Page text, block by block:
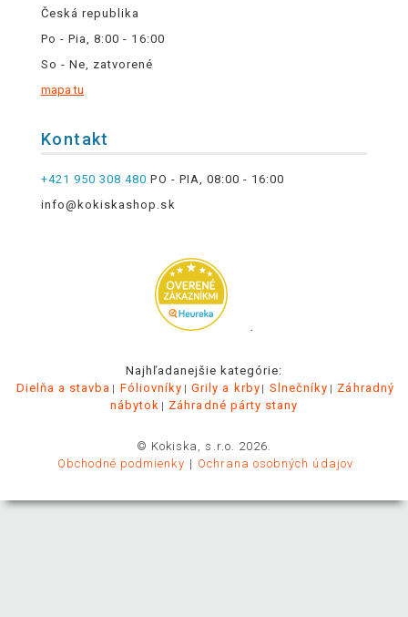
Česká republika
Po - Pia, 8:00 - 16:00
So - Ne, zatvorené
mapa tu
Kontakt
+421 950 308 480 PO - PIA, 08:00 - 16:00
info@kokiskashop.sk
.
Najhľadanejšie kategórie:
Dielňa a stavba
Fóliovníky Grily a krby Slnečníky
Záhradný
nábytok
Záhradné párty stany
© Kokiska, s.r.o. 2026.
Obchodné podmienky
Ochrana osobných údajov